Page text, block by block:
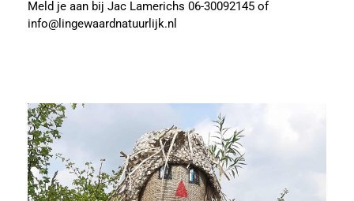
Meld je aan bij Jac Lamerichs 06-30092145 of
info@lingewaardnatuurlijk.nl